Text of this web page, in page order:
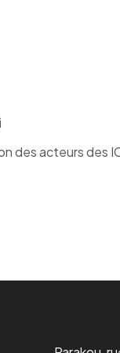
des acteurs des